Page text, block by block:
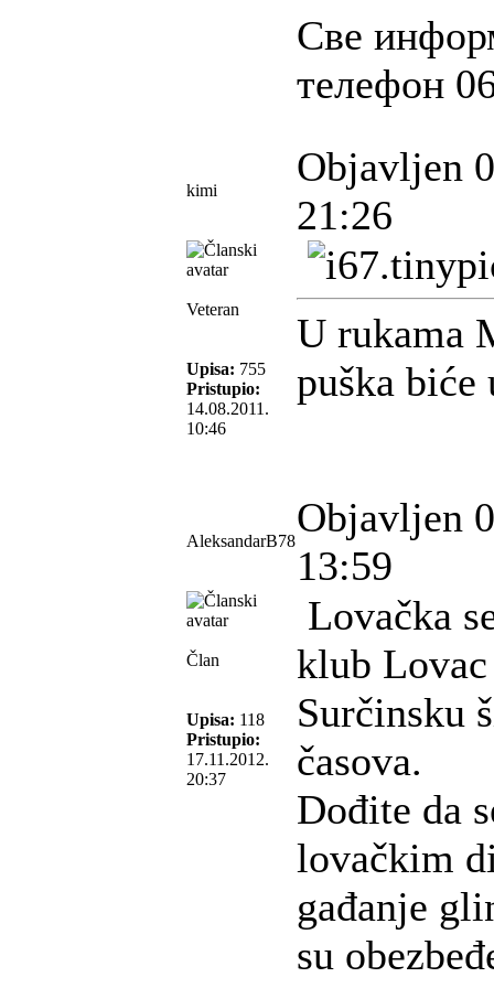
Све
телефон
kimi
Objavljen
21:26
Veteran
Upisa: 755
Pristupio:
14.08.2011.
10:46
U rukama
puška biće
AleksandarB78
Objavljen
13:59
Član
Upisa: 118
Pristupio:
17.11.2012.
20:37
Lovačka
klub
Surčinsku
časova.
Dođite da
lovačkim
gađanje
su